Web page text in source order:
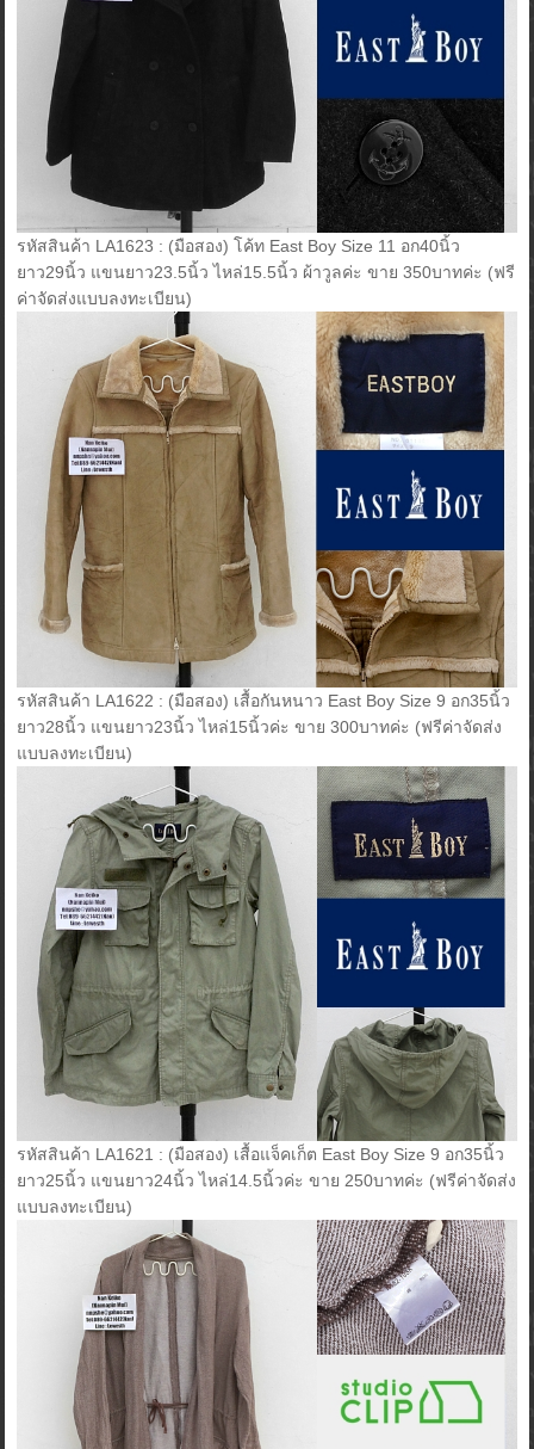
รหัสสินค้า LA1623 : (มือสอง) โค้ท East Boy Size 11 อก40นิ้ว
ยาว29นิ้ว แขนยาว23.5นิ้ว ไหล่15.5นิ้ว ผ้าวูลค่ะ ขาย 350บาทค่ะ (ฟรี
ค่าจัดส่งแบบลงทะเบียน)
รหัสสินค้า LA1622 : (มือสอง) เสื้อกันหนาว East Boy Size 9 อก35นิ้ว
ยาว28นิ้ว แขนยาว23นิ้ว ไหล่15นิ้วค่ะ ขาย 300บาทค่ะ (ฟรีค่าจัดส่ง
แบบลงทะเบียน)
รหัสสินค้า LA1621 : (มือสอง) เสื้อแจ็คเก็ต East Boy Size 9 อก35นิ้ว
ยาว25นิ้ว แขนยาว24นิ้ว ไหล่14.5นิ้วค่ะ ขาย 250บาทค่ะ (ฟรีค่าจัดส่ง
แบบลงทะเบียน)